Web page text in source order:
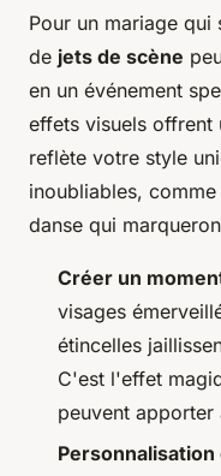
Pour un mariage
de jets de scène
en un événement
effets visuels offrent
reflète votre style
inoubliables,
danse qui
Créer un
visages
étincelles
C'est l'effet
peuvent